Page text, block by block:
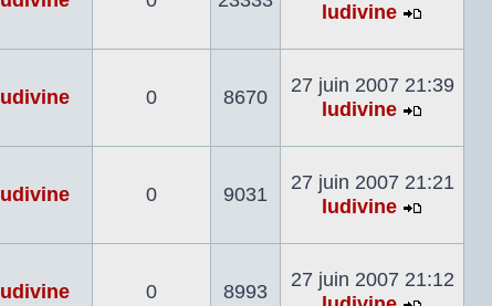
ludivine
le
dernier
ludivine 0 8670
27 juin 2007 21:39
ludivine
le
dernier
ludivine 0 9031
27 juin 2007 21:21
ludivine
le
dernier
ludivine 0 8993
27 juin 2007 21:12